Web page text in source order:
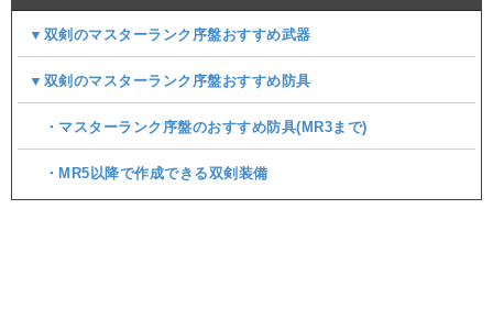
▼双剣のマスターランク序盤おすすめ武器
▼双剣のマスターランク序盤おすすめ防具
・マスターランク序盤のおすすめ防具(MR3まで)
・MR5以降で作成できる双剣装備